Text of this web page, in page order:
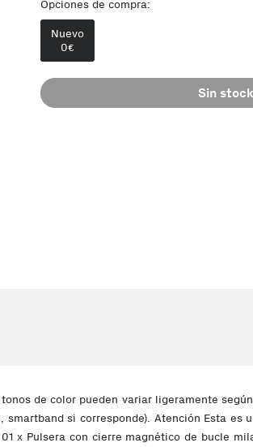
Opciones de compra:
Nuevo
0€
Sin stock
de color pueden variar ligeramente
si corresponde). Atención Esta
x Pulsera con cierre magnético de bucle